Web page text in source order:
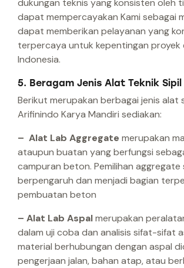
dukungan teknis yang konsisten oleh
dapat mempercayakan Kami sebagai
dapat memberikan pelayanan yang
terpercaya untuk kepentingan proyek
Indonesia.
5. Beragam Jenis Alat Teknik Sipil
Berikut merupakan berbagai jenis alat
Arifinindo Karya Mandiri sediakan:
– Alat Lab Aggregate merupakan
ataupun buatan yang berfungsi
campuran beton. Pemilihan aggregate
berpengaruh dan menjadi bagian
pembuatan beton
– Alat Lab Aspalmerupakan
dalam uji coba dan analisis sifat-sifat
material berhubungan dengan aspal
pengerjaan jalan, bahan atap, atau